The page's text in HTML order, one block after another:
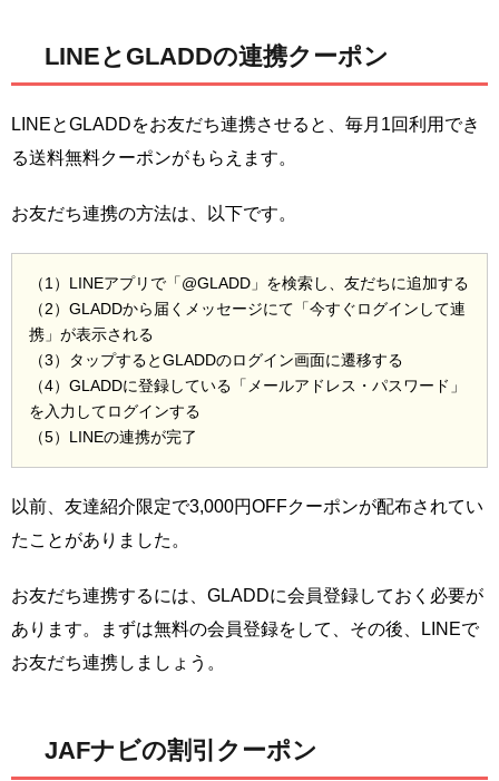
LINEとGLADDの連携クーポン
LINEとGLADDをお友だち連携させると、毎月1回利用でき
る送料無料クーポンがもらえます。
お友だち連携の方法は、以下です。
（1）LINEアプリで「@GLADD」を検索し、友だちに追加する
（2）GLADDから届くメッセージにて「今すぐログインして連
携」が表示される
（3）タップするとGLADDのログイン画面に遷移する
（4）GLADDに登録している「メールアドレス・パスワード」
を入力してログインする
（5）LINEの連携が完了
以前、友達紹介限定で3,000円OFFクーポンが配布されてい
たことがありました。
お友だち連携するには、GLADDに会員登録しておく必要が
あります。まずは無料の会員登録をして、その後、LINEで
お友だち連携しましょう。
JAFナビの割引クーポン